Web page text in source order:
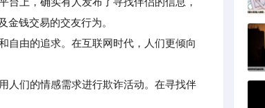
钱交易的交友行为。
由的追求。在互联网时代，人们更倾向
们的情感需求进行欺诈活动。在寻找伴